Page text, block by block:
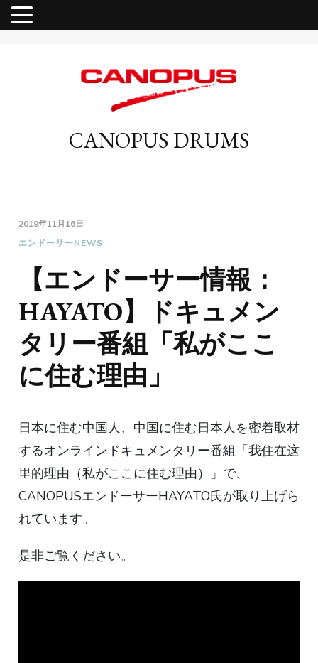
CANOPUS DRUMS
2019年11月16日
エンドーサーNEWS
【エンドーサー情報：
HAYATO】ドキュメン
タリー番組「私がここ
に住む理由」
日本に住む中国人、中国に住む日本人を密着取材
するオンラインドキュメンタリー番組「我住在这
里的理由（私がここに住む理由）」で、
CANOPUSエンドーサーHAYATO氏が取り上げら
れています。
是非ご覧ください。